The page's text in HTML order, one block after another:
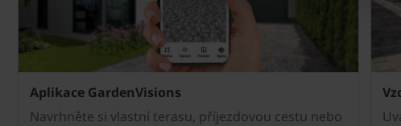
Aplikace GardenVisions
Navrhněte si vlastní terasu, příjezdovou cestu nebo